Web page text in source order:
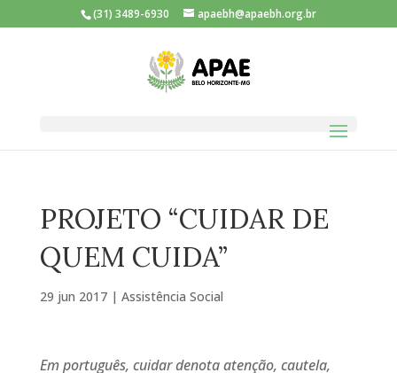
(31) 3489-6930 apaebh@apaebh.org.br
PROJETO “CUIDAR DE
QUEM CUIDA”
29 jun 2017| Assistência Social
Em português, cuidar denota atenção, cautela,